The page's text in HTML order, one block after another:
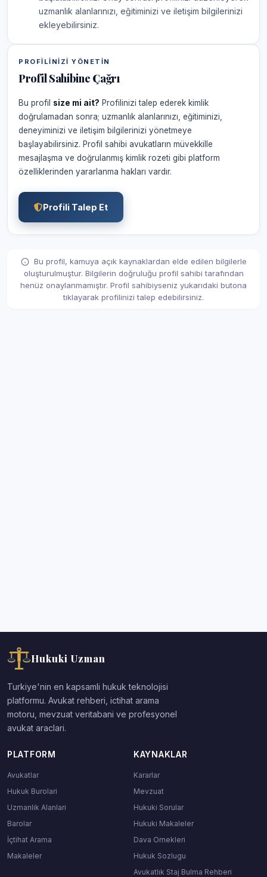
uzmanlık alanlarınızı, eğitiminizi ve iletişim bilgilerinizi
ekleyebilirsiniz.
PROFILINIZI YÖNETIN
Profil Sahibine Çağrı
Bu profil size mi ait? Profilinizi talep ederek kimlik
doğrulamadan sonra; uzmanlık alanlarınızı, eğitiminizi,
deneyiminizi ve iletişim bilgilerinizi yönetmeye
başlayabilirsiniz. Profil sahibi avukatların müvekkille
mesajlaşma ve doğrulanmış kimlik rozeti gibi platform
özelliklerinden yararlanma hakları vardır.
Profili Talep Et
Bu profil, kamuya açık kaynaklardan elde edilen bilgilerle
oluşturulmuştur. Bilgilerin doğruluğu profil sahibi tarafından
henüz onaylanmamıştır. Profil sahibiyseniz yukarıdaki butona
tıklayarak profilinizi talep edebilirsiniz.
Hukuki Uzman
Turkiye'nin en kapsamli hukuk teknolojisi
platformu. Avukat rehberi, ictihat arama
motoru, mevzuat veritabani ve profesyonel
avukat araclari.
PLATFORM
Avukatlar
Hukuk Burolari
Uzmanlik Alanlari
Barolar
İçtihat Arama
Makaleler
KAYNAKLAR
Kararlar
Mevzuat
Hukuki Sorular
Hukuki Makaleler
Dava Ornekleri
Hukuk Sozlugu
Avukatlık Staj Bulma Rehberi